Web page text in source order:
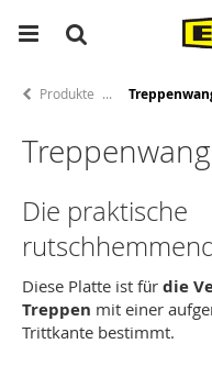
Produkte
Die praktische
Diese Platte ist für die
Treppen mit einer
Trittkante bestimmt.